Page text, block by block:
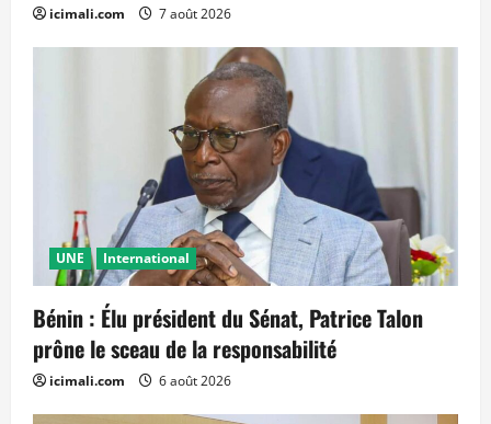
icimali.com 7 août 2026
UNE International
Bénin : Élu président du Sénat, Patrice Talon
prône le sceau de la responsabilité
icimali.com 6 août 2026